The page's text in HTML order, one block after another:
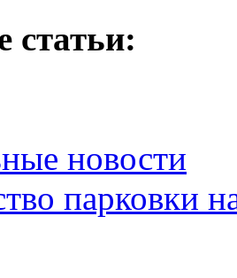
статьи:
новости
парковки